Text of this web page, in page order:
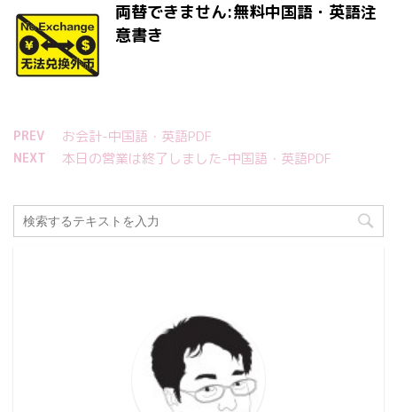
両替できません:無料中国語・英語注
意書き
PREV お会計-中国語・英語PDF
NEXT 本日の営業は終了しました-中国語・英語PDF